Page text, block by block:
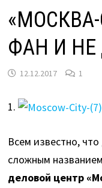
ФАН И
12.12.2017 1
1.
Всем известно,
сложным названием
деловой центр